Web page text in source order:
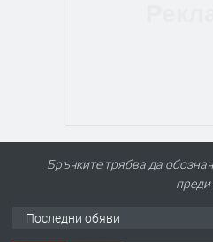
Бръчките трябва да
Последни обяви